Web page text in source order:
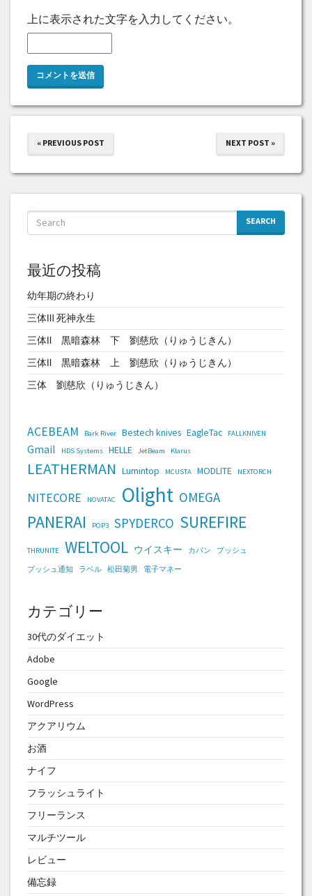
上に表示された文字を入力してください。
« PREVIOUS POST NEXT POST »
SEARCH
最近の投稿
幼年期の終わり
三体Ⅲ 死神永生
三体Ⅱ 黒暗森林 下 劉慈欣（りゅうじきん）
三体Ⅱ 黒暗森林 上 劉慈欣（りゅうじきん）
三体 劉慈欣（りゅうじきん）
ACEBEAM Bark River Bestech knives EagleTac FALLKNIVEN
Gmail HDS Systems HELLE JetBeam Klarus
LEATHERMAN Lumintop MCUSTA MODLITE NEXTORCH
NITECORE NOVATAC Olight OMEGA
PANERAI POP3 SPYDERCO SUREFIRE
THRUNITE WELTOOL ウイスキー カバン プッシュ
プッシュ通知 ラベル 松田菊男 電子マネー
カテゴリー
30代のダイエット
Adobe
Google
WordPress
アクアリウム
お酒
ナイフ
フラッシュライト
フリーランス
マルチツール
レビュー
備忘録